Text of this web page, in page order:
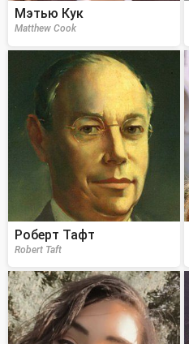
Мэтью Кук
Matthew Cook
Роберт Тафт
Robert Taft